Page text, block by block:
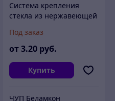
Система крепления
стекла из нержавеющей
Под заказ
от 3.20 руб.
Купить
ЧУП Беламкон